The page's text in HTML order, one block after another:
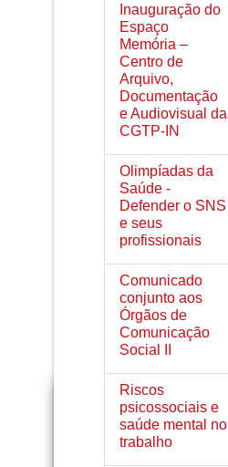
Inauguração do
Espaço
Memória –
Centro de
Arquivo,
Documentação
e Audiovisual da
CGTP-IN
Olimpíadas da
Saúde -
Defender o SNS
e seus
profissionais
Comunicado
conjunto aos
Órgãos de
Comunicação
Social II
Riscos
psicossociais e
saúde mental no
trabalho